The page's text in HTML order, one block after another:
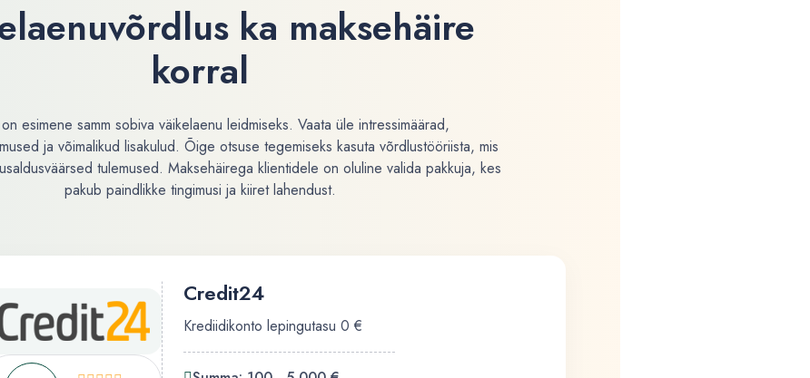
ka maksehäire
korral
esimene samm sobiva väikelaenu leidmiseks. Vaata üle intressimäärad,
ja võimalikud lisakulud. Õige otsuse tegemiseks kasuta võrdlustööriista, mis
tulemused. Maksehäirega klientidele on oluline valida pakkuja, kes
pakub paindlikke tingimusi ja kiiret lahendust.
Credit24
Krediidikonto lepingutasu 0 €